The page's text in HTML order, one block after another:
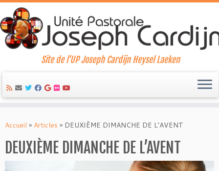
to
Site de l'UP Joseph Cardijn Heysel Laeken
Accueil » Articles » DEUXIÈME DIMANCHE DE L’AVENT
DEUXIÈME DIMANCHE DE L’AVENT